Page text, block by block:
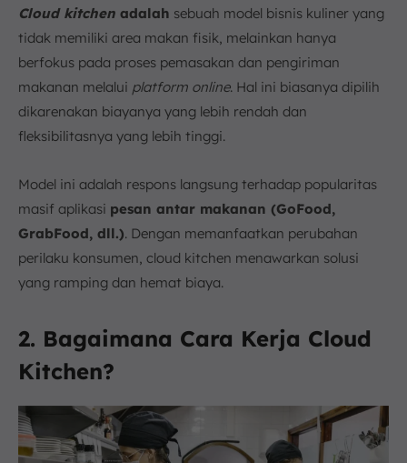
Cloud kitchen adalah sebuah model bisnis kuliner yang
tidak memiliki area makan fisik, melainkan hanya
berfokus pada proses pemasakan dan pengiriman
makanan melalui platform online. Hal ini biasanya dipilih
dikarenakan biayanya yang lebih rendah dan
fleksibilitasnya yang lebih tinggi.
Model ini adalah respons langsung terhadap popularitas
masif aplikasi pesan antar makanan (GoFood,
GrabFood, dll.). Dengan memanfaatkan perubahan
perilaku konsumen, cloud kitchen menawarkan solusi
yang ramping dan hemat biaya.
2. Bagaimana Cara Kerja Cloud
Kitchen?